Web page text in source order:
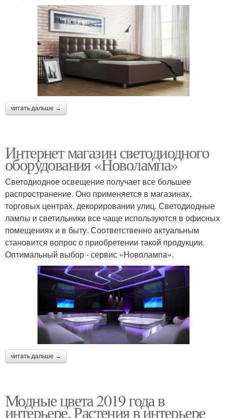
читать дальше →
Интернет магазин светодиодного
оборудования «Новолампа»
Светодиодное освещение получает все большее
распространение. Оно применяется в магазинах,
торговых центрах, декорировании улиц. Светодиодные
лампы и светильники все чаще используются в офисных
помещениях и в быту. Соответственно актуальным
становится вопрос о приобретении такой продукции.
Оптимальный выбор - сервис «Новолампа».
читать дальше →
Модные цвета 2019 года в
интерьере. Растения в интерьере